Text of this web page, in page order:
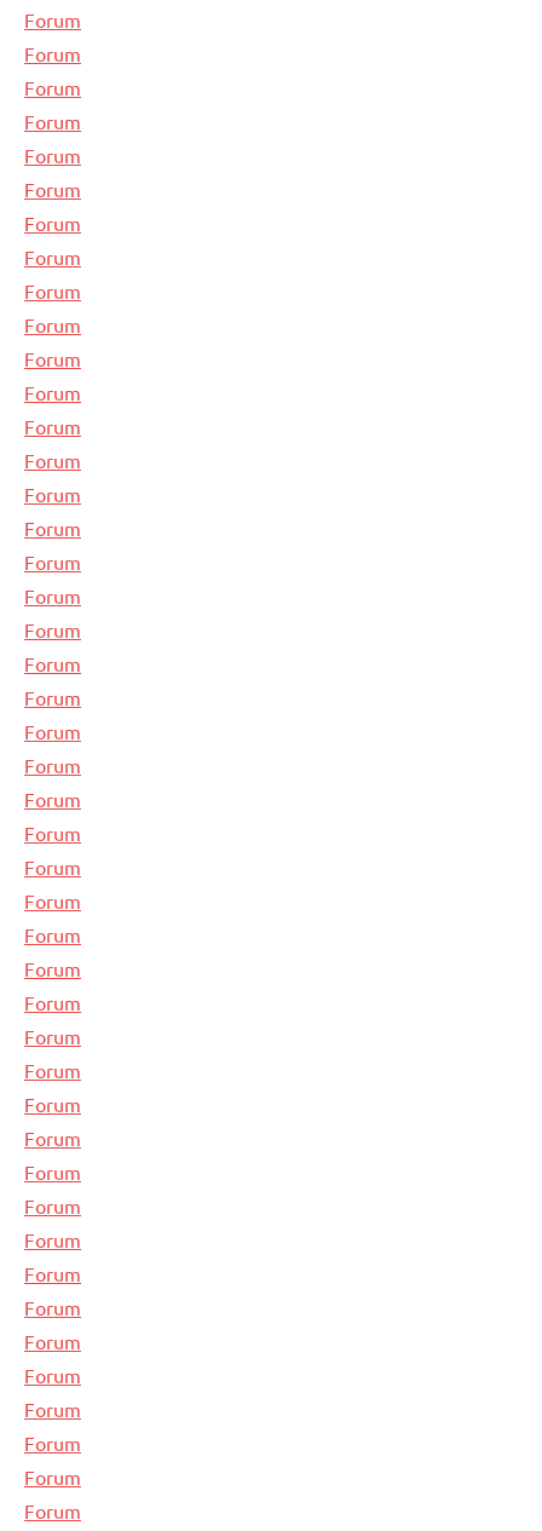
Forum
Forum
Forum
Forum
Forum
Forum
Forum
Forum
Forum
Forum
Forum
Forum
Forum
Forum
Forum
Forum
Forum
Forum
Forum
Forum
Forum
Forum
Forum
Forum
Forum
Forum
Forum
Forum
Forum
Forum
Forum
Forum
Forum
Forum
Forum
Forum
Forum
Forum
Forum
Forum
Forum
Forum
Forum
Forum
Forum